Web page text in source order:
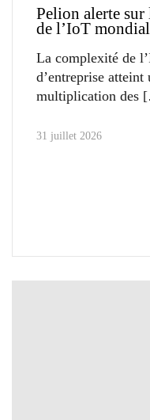
Pelion alerte
de l’IoT mondial
La complexité de
d’entreprise
multiplication des
31 juillet 2026